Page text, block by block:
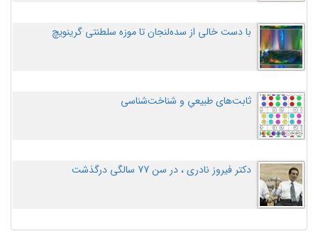
با دست خالی از سده‌لنجان تا موزه سلطنتی گرینویچ
ثابت‌های طبیعیِ و شناخت‌شناسی
دکتر فیروز نادری ، در سن 77 سالگی درگذشت